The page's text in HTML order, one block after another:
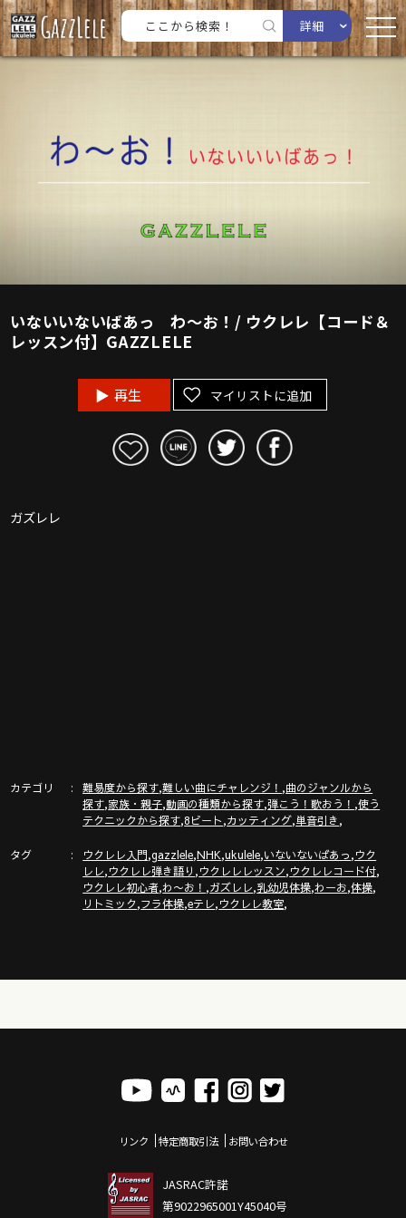
詳細
いないいないばあっ わ〜お！/ ウクレレ【コード＆
レッスン付】GAZZLELE
再生 マイリストに追加
ガズレレ
カテゴリ 難易度から探す,難しい曲にチャレンジ！ ,曲のジャンルから
探す,家族・親子,動画の種類から探す,弾こう！歌おう！ ,使う
テクニックから探す,8ビート,カッティング,単音引き,
タグ ウクレレ入門,gazzlele,NHK,ukulele,いないないばあっ,ウク
レレ,ウクレレ弾き語り ,ウクレレレッスン,ウクレレコード付,
ウクレレ初心者,わ〜お！ ,ガズレレ,乳幼児体操,わーお,体操,
リトミック,フラ体操,eテレ,ウクレレ教室,
リンク 特定商取引法 お問い合わせ
JASRAC許諾
第9022965001Y45040号